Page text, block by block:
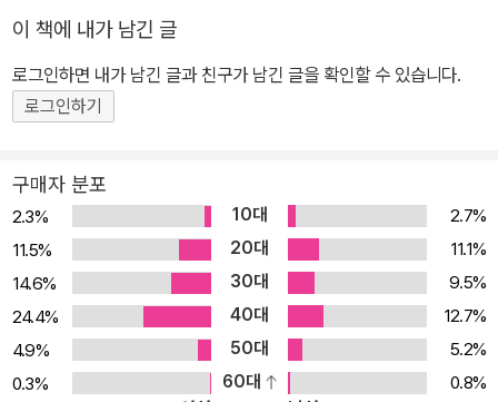
방사능 속에서도 살아남을 신종 인간을 탄생시키려는 비밀 프로젝트
를 추진하고 있다. 진화가 소형화의 방향으로 진행된다고 믿는 생물
학자 다비드 웰즈, 여성화가 인류의 미래라고 믿는 내분비학자 오로
는 크기로는 초소형, 성적으로는 여성이 대다수인 새로운 인간이 될
것이다. 이름하여 <에마슈>. 초소형 인간을 가리키는 Micro-Humai
ns의 두문자 M(엠), H(아슈)를 프랑스식으로 읽은 작명이다.베르베
르는 이 에마슈들이 인간의 손에 의해 창조된다면 어떤 일이 벌어질
지, 이들의 사회는 어떤 모습이 될지, 인간과의 관계는 어떻게 될지 거
대한 규모의 상상세계를 흥미롭게 펼쳐 보인다. 이 에마슈들의 아버
지 다비드 웰즈는 베르베르의 대표작 『개미』의 중심인물 에드몽 웰즈
의 증손자다. 작은 생물의 시각으로 인간을 바라본 작품과 묘한 내적
이 책에 내가 남긴 글
로그인하면 내가 남긴 글과 친구가 남긴 글을 확인할 수 있습니다.
로그인하기
구매자 분포
2.3% 10대
2.7%
11.5%
20대
11.1%
14.6%
30대
9.5%
24.4%
40대
12.7%
4.9%
50대
5.2%
0.3%
60대
0.8%